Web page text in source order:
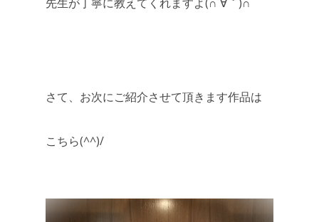
さて、お次にご紹介させて頂きます作品は
こちら(^^)/